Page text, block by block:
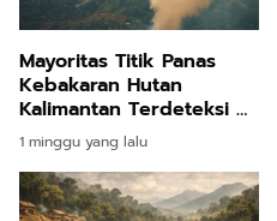
Mayoritas Titik Panas
Kebakaran Hutan
Kalimantan Terdeteksi di
Dalam Wilayah Konsesi
Perusahaan
1 minggu yang lalu